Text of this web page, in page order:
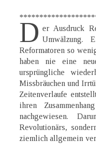
D er Ausdruck
Umwälzung.
Reformatoren so
haben nie eine
ursprüngliche
Missbräuchen und
Zeitenverlaufe
ihren
nachgewiesen.
Revolutionärs,
ziemlich allgemein